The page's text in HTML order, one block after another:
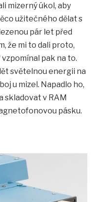
mizerný úkol, aby
užitečného dělat s
pár let před
že mi to dali proto,
pak na to.
světelnou energii na
u mizel. Napadlo ho,
skladovat v RAM
pásku.